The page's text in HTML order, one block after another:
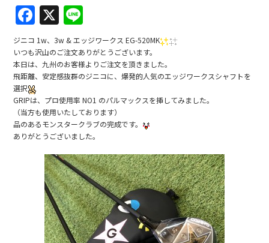
F
a
c
e
b
o
o
k
X
n
e
ジニコ 1w、3w & エッジワークス EG-520MK
いつも沢山のご注文ありがとうございます。
本日は、九州のお客様よりご注文を頂きました。
飛距離、安定感抜群のジニコに、爆発的人気のエッジワークスシャフトを
選択
GRIPは、プロ使用率 NO1 のパルマックスを挿してみました。
（当方も使用いたしております）
品のあるモンスタークラブの完成です。
ありがとうございました。